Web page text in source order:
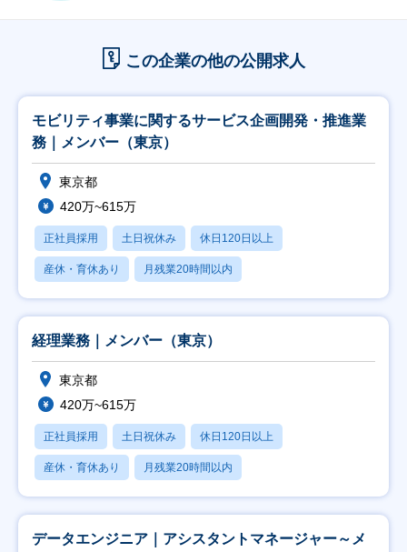
この企業の他の公開求人
モビリティ事業に関するサービス企画開発・推進業
務｜メンバー（東京）
東京都
420万~615万
正社員採用 土日祝休み 休日120日以上
産休・育休あり 月残業20時間以内
経理業務｜メンバー（東京）
東京都
420万~615万
正社員採用 土日祝休み 休日120日以上
産休・育休あり 月残業20時間以内
データエンジニア｜アシスタントマネージャー～メ